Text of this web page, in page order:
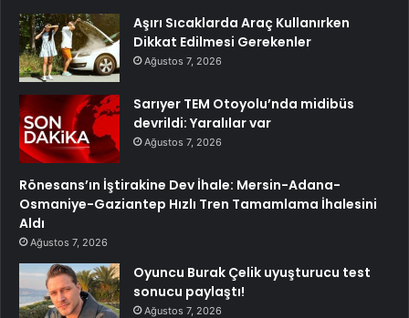
Aşırı Sıcaklarda Araç Kullanırken
Dikkat Edilmesi Gerekenler
Ağustos 7, 2026
Sarıyer TEM Otoyolu’nda midibüs
devrildi: Yaralılar var
Ağustos 7, 2026
Rönesans’ın İştirakine Dev İhale: Mersin-Adana-
Osmaniye-Gaziantep Hızlı Tren Tamamlama İhalesini
Aldı
Ağustos 7, 2026
Oyuncu Burak Çelik uyuşturucu test
sonucu paylaştı!
Ağustos 7, 2026